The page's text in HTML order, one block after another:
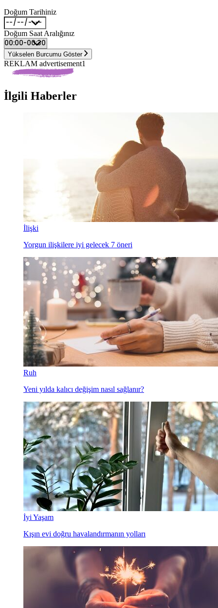
Doğum Tarihiniz
Doğum Saat Aralığınız
Yükselen Burcumu Göster
REKLAM advertisement1
İlgili Haberler
İlişki
Yorgun ilişkilere iyi gelecek 7 öneri
Ruh
Yeni yılda kalıcı değişim nasıl sağlanır?
İyi Yaşam
Kışın evi doğru havalandırmanın yolları